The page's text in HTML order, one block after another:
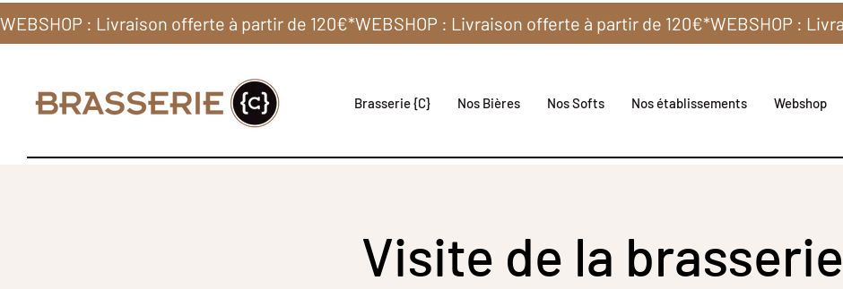
WEBSHOP : Livraison offerte à partir de 120€*
Brasserie {C} Nos Bières Nos Softs Nos établissements Webshop
Visite de la brasserie